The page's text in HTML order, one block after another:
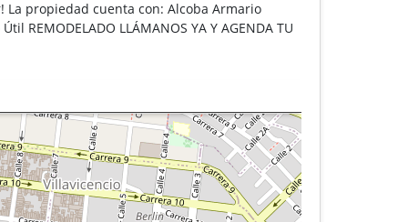
propiedad cuenta con: Alcoba Armario
LLÁMANOS YA Y AGENDA TU